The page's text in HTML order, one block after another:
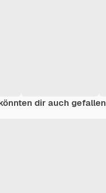
dir auch gefallen